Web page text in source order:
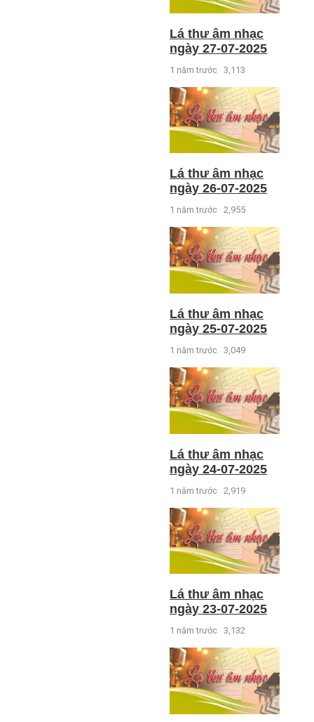
Lá thư âm nhạc
ngày 27-07-2025
1 năm trước 3,113
Lá thư âm nhạc
ngày 26-07-2025
1 năm trước 2,955
Lá thư âm nhạc
ngày 25-07-2025
1 năm trước 3,049
Lá thư âm nhạc
ngày 24-07-2025
1 năm trước 2,919
Lá thư âm nhạc
ngày 23-07-2025
1 năm trước 3,132